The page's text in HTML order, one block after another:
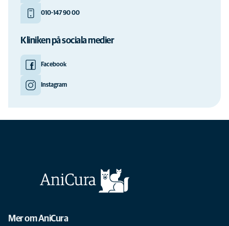
010-147 90 00
Kliniken på sociala medier
Facebook
Instagram
Mer om AniCura